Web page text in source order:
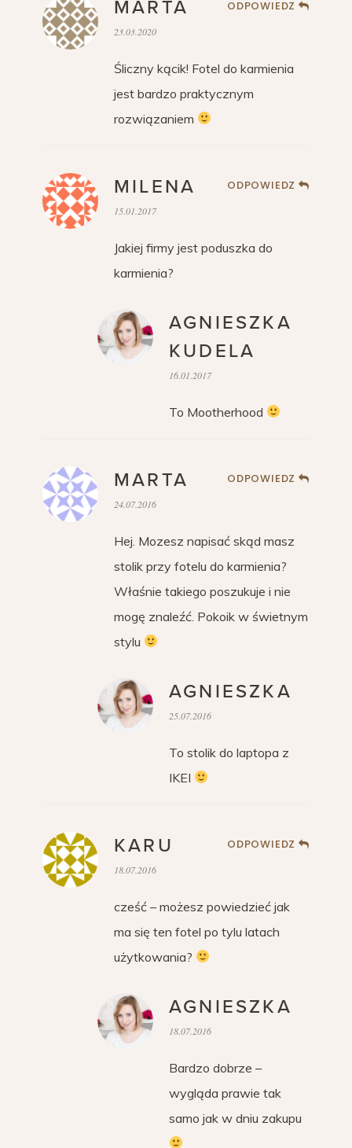
MARTA ODPOWIEDZ
23.03.2020
Śliczny kącik! Fotel do karmienia
jest bardzo praktycznym
rozwiązaniem
MILENA ODPOWIEDZ
15.01.2017
Jakiej firmy jest poduszka do
karmienia?
AGNIESZKA
KUDELA
16.01.2017
To Mootherhood
MARTA ODPOWIEDZ
24.07.2016
Hej. Mozesz napisać skąd masz
stolik przy fotelu do karmienia?
Właśnie takiego poszukuje i nie
mogę znaleźć. Pokoik w świetnym
stylu
AGNIESZKA
25.07.2016
To stolik do laptopa z
IKEI
KARU ODPOWIEDZ
18.07.2016
cześć – możesz powiedzieć jak
ma się ten fotel po tylu latach
użytkowania?
AGNIESZKA
18.07.2016
Bardzo dobrze –
wygląda prawie tak
samo jak w dniu zakupu